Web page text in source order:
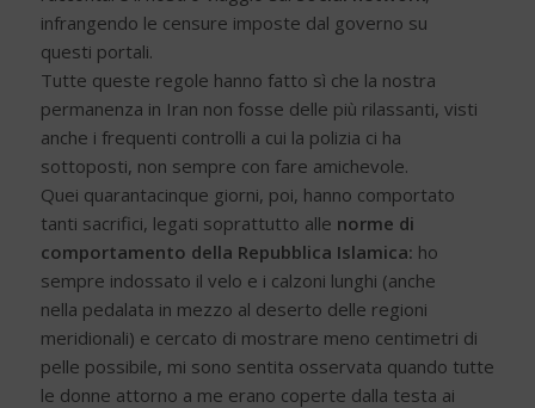
infrangendo le censure imposte dal governo su
questi portali.
Tutte queste regole hanno fatto sì che la nostra
permanenza in Iran non fosse delle più rilassanti, visti
anche i frequenti controlli a cui la polizia ci ha
sottoposti, non sempre con fare amichevole.
Quei quarantacinque giorni, poi, hanno comportato
tanti sacrifici, legati soprattutto alle norme di
comportamento della Repubblica Islamica: ho
sempre indossato il velo e i calzoni lunghi (anche
nella pedalata in mezzo al deserto delle regioni
meridionali) e cercato di mostrare meno centimetri di
pelle possibile, mi sono sentita osservata quando tutte
le donne attorno a me erano coperte dalla testa ai